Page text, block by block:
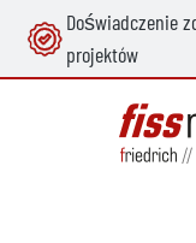
zawartości
Doświadczenie
projektów